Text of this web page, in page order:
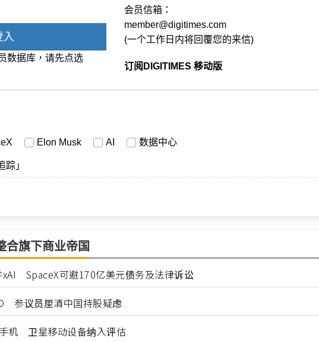
入
数据库，请先点选
会员信箱：
member@digitimes.com
(一个工作日内将回覆您的来信)
订阅DIGITIMES 移动版
Elon Musk AI 数据中心
」
合旗下商业帝国
SpaceX可避170亿美元债务及法律诉讼
参议员厘清中国持股疑虑
机 卫星移动设备纳入评估